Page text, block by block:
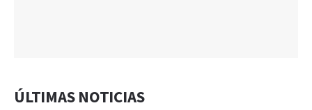
ÚLTIMAS NOTICIAS